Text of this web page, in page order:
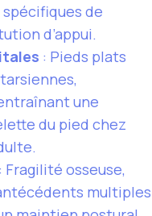
de
d’appui.
: Pieds plats
une
du pied chez
: Fragilité osseuse,
multiples